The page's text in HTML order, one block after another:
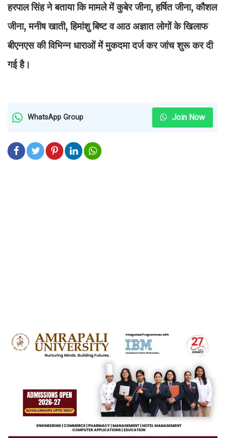
हरपाल सिंह ने बताया कि मामले में कुबेर जीना, हर्षित जीना, कौशल
जीना, मनीष खाती, हिमांशु बिष्ट व आठ अज्ञात लोगों के खिलाफ
बीएनएस की विभिन्न धाराओं में मुकदमा दर्ज कर जांच शुरू कर दी
गई है।
WhatsApp Group Join Now